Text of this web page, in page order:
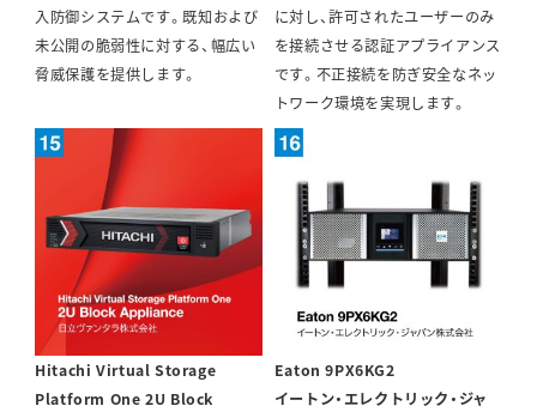
⼊防御システムです。既知および
未公開の脆弱性に対する、幅広い
脅威保護を提供します。
に対し、許可されたユーザーのみ
を接続させる認証アプライアンス
です。不正接続を防ぎ安全なネッ
トワーク環境を実現します。
Hitachi Virtual Storage
Platform One 2U Block
Eaton 9PX6KG2
イートン・エレクトリック・ジャ